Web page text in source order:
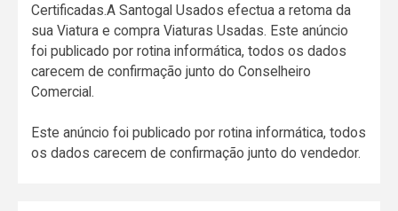
Certificadas.A Santogal Usados efectua a retoma da
sua Viatura e compra Viaturas Usadas. Este anúncio
foi publicado por rotina informática, todos os dados
carecem de confirmação junto do Conselheiro
Comercial.
Este anúncio foi publicado por rotina informática, todos
os dados carecem de confirmação junto do vendedor.